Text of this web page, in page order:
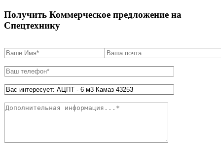
Получить Коммерческое предложение на
Спецтехнику